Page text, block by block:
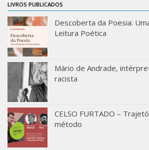
LIVROS PUBLICADOS
Descoberta da Poesia:
Leitura Poética
Mário de Andrade,
racista
CELSO FURTADO –
método